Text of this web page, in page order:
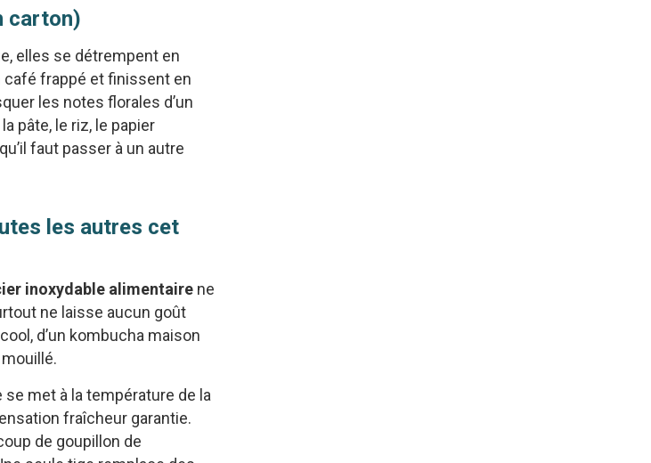
carton)
elles se détrempent en
café frappé et finissent en
les notes florales d’un
pâte, le riz, le papier
faut passer à un autre
les autres cet
inoxydable alimentaire ne
ne laisse aucun goût
d’un kombucha maison
se met à la température de la
fraîcheur garantie.
de goupillon de